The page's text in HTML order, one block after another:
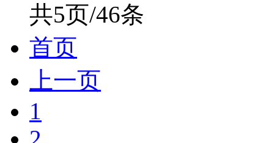
共5页/46条
首页
上一页
1